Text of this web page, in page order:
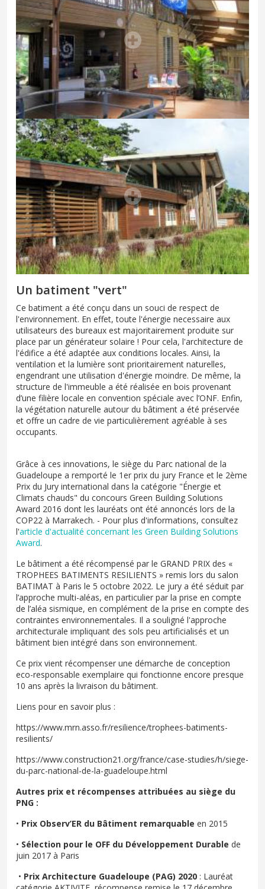
Un batiment "vert"
Ce batiment a été conçu dans un souci de respect de
l'environnement. En effet, toute l'énergie necessaire aux
utilisateurs des bureaux est majoritairement produite sur
place par un générateur solaire ! Pour cela, l'architecture de
l'édifice a été adaptée aux conditions locales. Ainsi, la
ventilation et la lumière sont prioritairement naturelles,
engendrant une utilisation d'énergie moindre. De même, la
structure de l'immeuble a été réalisée en bois provenant
d’une filière locale en convention spéciale avec l’ONF. Enfin,
la végétation naturelle autour du bâtiment a été préservée
et offre un cadre de vie particulièrement agréable à ses
occupants.
Grâce à ces innovations, le siège du Parc national de la
Guadeloupe a remporté le 1er prix du jury France et le 2ème
Prix du Jury international dans la catégorie "Énergie et
Climats chauds" du concours Green Building Solutions
Award 2016 dont les lauréats ont été annoncés lors de la
COP22 à Marrakech. - Pour plus d'informations, consultez
l'article d'actualité concernant les Green Building Solutions
Award.
Le bâtiment a été récompensé par le GRAND PRIX des «
TROPHEES BATIMENTS RESILIENTS » remis lors du salon
BATIMAT à Paris le 5 octobre 2022. Le jury a été séduit par
l’approche multi-aléas, en particulier par la prise en compte
de l’aléa sismique, en complément de la prise en compte des
contraintes environnementales. Il a souligné l'approche
architecturale impliquant des sols peu artificialisés et un
bâtiment bien intégré dans son environnement.
Ce prix vient récompenser une démarche de conception
eco-responsable exemplaire qui fonctionne encore presque
10 ans après la livraison du bâtiment.
Liens pour en savoir plus :
https://www.mrn.asso.fr/resilience/trophees-batiments-
resilients/
https://www.construction21.org/france/case-studies/h/siege-
du-parc-national-de-la-guadeloupe.html
Autres prix et récompenses attribuées au siège du
PNG :
• Prix Observ’ER du Bâtiment remarquable en 2015
• Sélection pour le OFF du Développement Durable de
juin 2017 à Paris
• Prix Architecture Guadeloupe (PAG) 2020 : Lauréat